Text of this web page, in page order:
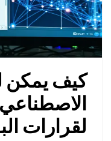
كيف يمكن
الاصطناعي
لقرارات